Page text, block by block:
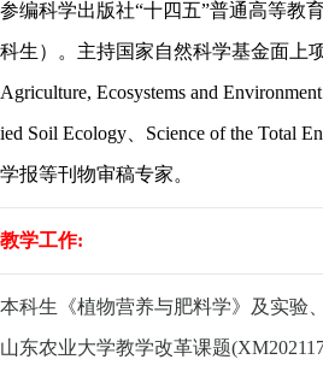
参编科学出版社“十四五”普通高等教
科生）。主持国家自然科学基金面
Agriculture, Ecosystems and Environment
Soil Ecology
Science of the Total
报等刊物审稿专家。
学工作:
科生《植物营养与肥料学》及实验
东农业大学教学改革课题